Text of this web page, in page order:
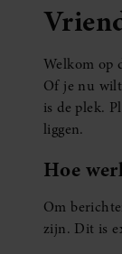
Welkom op
Of je nu
is de plek.
liggen.
Hoe
Om
zijn. Dit is